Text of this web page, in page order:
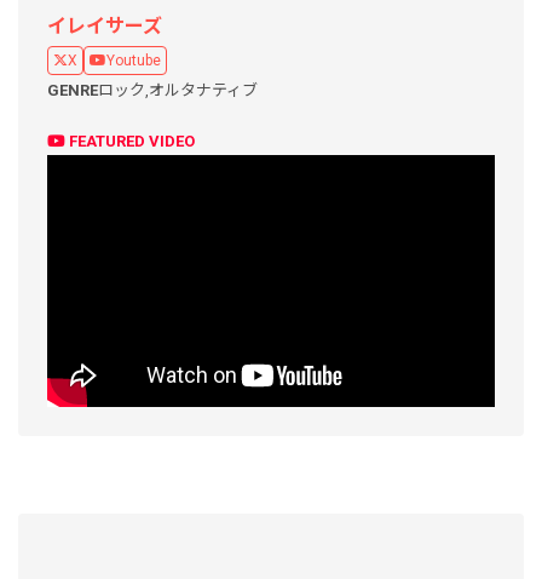
イレイサーズ
X Youtube
GENREロック, オルタナティブ
FEATURED VIDEO